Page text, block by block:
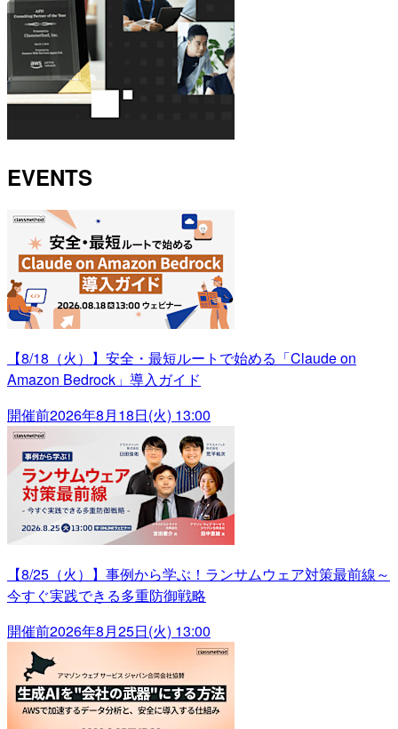
EVENTS
【8/18（火）】安全・最短ルートで始める「Claude on
Amazon Bedrock」導入ガイド
開催前2026年8月18日(火) 13:00
【8/25（火）】事例から学ぶ！ランサムウェア対策最前線～
今すぐ実践できる多重防御戦略
開催前2026年8月25日(火) 13:00